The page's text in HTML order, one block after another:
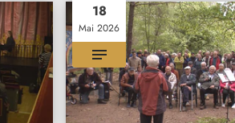
18
Mai 2026